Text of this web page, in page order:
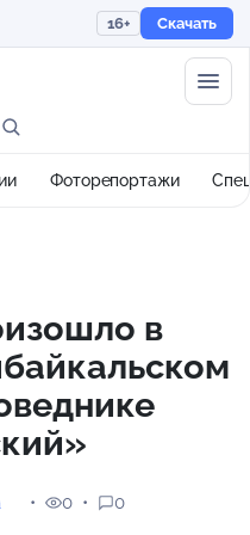
16+ Скачать
Фоторепортажи
в
0 0